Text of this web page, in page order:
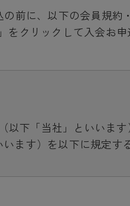
前に、以下の会員規約
クリックして入会お申
以下「当社」といいま
ます）を以下に規定